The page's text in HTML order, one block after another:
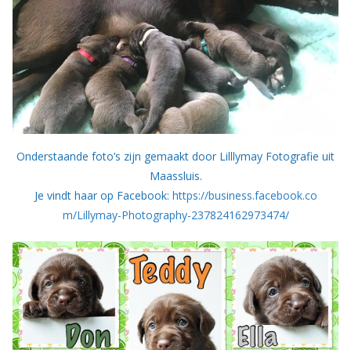
Onderstaande foto’s zijn gemaakt door Lilllymay Fotografie uit
Maassluis.
Je vindt haar op Facebook: https://business.facebook.co
m/Lillymay-Photography-237824162973474/